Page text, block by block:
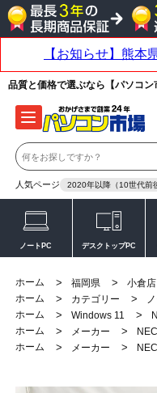
品質と価格で選ぶなら【パソコン
人気ページ 2020年以降（10世代前
ノートPC デスクトップPC
ホーム > 福岡県 > 小倉店
ホーム
> カテゴリー >
ホーム
> Windows 11 >
ホーム
> メーカー > NEC
ホーム
> メーカー >